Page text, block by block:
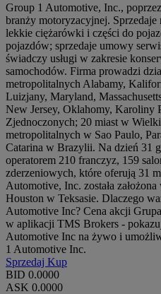
Group 1 Automotive, Inc.,
branży motoryzacyjnej.
lekkie ciężarówki i części do
pojazdów; sprzedaje umowy
świadczy usługi w zakresie
samochodów. Firma prowadzi
metropolitalnych Alabamy,
Luizjany, Maryland,
New Jersey, Oklahomy, Karoliny
Zjednoczonych; 20 miast w
metropolitalnych w Sao Paulo,
Catarina w Brazylii. Na dzień 31
operatorem 210 franczyz, 159
zderzeniowych, które oferują 31
Automotive, Inc. została
Houston w Teksasie. Dlaczego
Automotive Inc? Cena akcji
w aplikacji TMS Brokers -
Automotive Inc na żywo i
1 Automotive Inc.
Sprzedaj Kup
BID 0.0000
ASK 0.0000